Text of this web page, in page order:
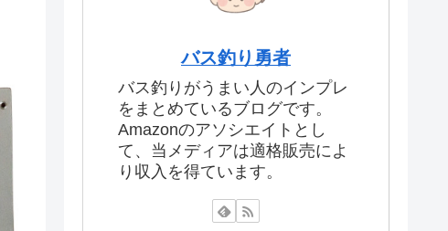
バス釣り勇者
バス釣りがうまい人のインプレ
をまとめているブログです。
Amazonのアソシエイトとし
て、当メディアは適格販売によ
り収入を得ています。